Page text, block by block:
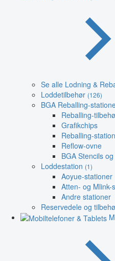
Se alle Lodning &
Loddetilbehør (126)
BGA Reballing-
Reballing-
Grafikchips
Reballing-
Reflow-ovne
BGA Stencils
Loddestation (1)
Aoyue-stationer
Atten- og Mlink-
Andre stationer
Reservedele og